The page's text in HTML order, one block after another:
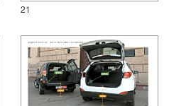
21